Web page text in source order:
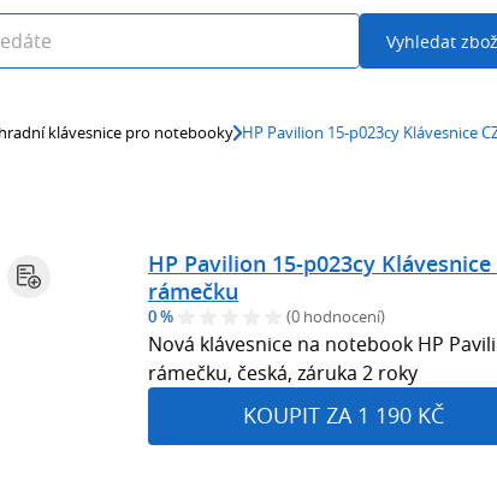
Vyhledat
klávesnice pro notebooky HP Pavilion 15-p023cy Klávesnice
HP Pavilion 15-p023cy Klávesnice
rámečku
0 % (0 hodnocení)
Nová klávesnice na notebook HP
rámečku, česká, záruka 2 roky
KOUPIT ZA 1 190 KČ